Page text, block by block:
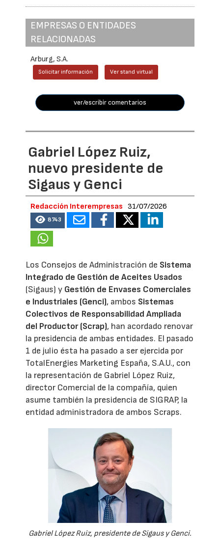
EMPRESAS O ENTIDADES
RELACIONADAS
Arburg, S.A.
Solicitar información Ver stand virtual
ver/escribir comentarios
Gabriel López Ruiz,
nuevo presidente de
Sigaus y Genci
Redacción Interempresas 31/07/2026
8743
Los Consejos de Administración de Sistema
Integrado de Gestión de Aceites Usados
(Sigaus) y Gestión de Envases Comerciales
e Industriales (Genci), ambos Sistemas
Colectivos de Responsabilidad Ampliada
del Productor (Scrap), han acordado renovar
la presidencia de ambas entidades. El pasado
1 de julio ésta ha pasado a ser ejercida por
TotalEnergies Marketing España, S.A.U., con
la representación de Gabriel López Ruiz,
director Comercial de la compañía, quien
asume también la presidencia de SIGRAP, la
entidad administradora de ambos Scraps.
Gabriel López Ruiz, presidente de Sigaus y Genci.